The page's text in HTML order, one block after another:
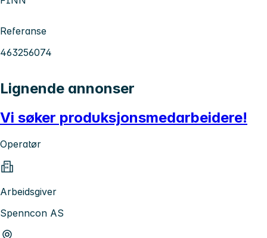
Referanse
463256074
Lignende annonser
Vi søker produksjonsmedarbeidere!
Operatør
Arbeidsgiver
Spenncon AS